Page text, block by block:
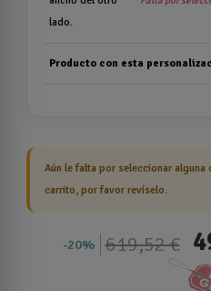
lado.
Producto con esta
Aún le falta por seleccionar
carrito, por favor revíselo.
20% 619,52 €